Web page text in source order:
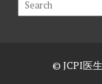
© JCPI医